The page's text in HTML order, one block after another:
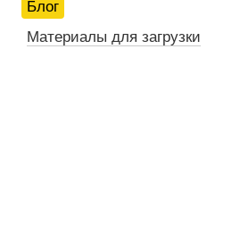
Блог
Материалы для загрузки